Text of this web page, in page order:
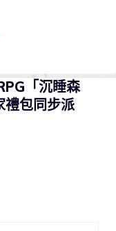
「沉睡森
包同步派